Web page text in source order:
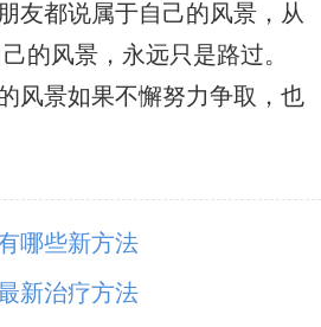
友都说属于自己的风景，从
的风景，永远只是路过。
风景如果不懈努力争取，也
哪些新方法
新治疗方法